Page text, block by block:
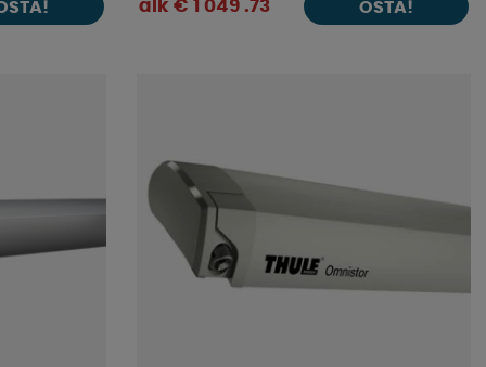
alk € 1 049 .73 OSTA!